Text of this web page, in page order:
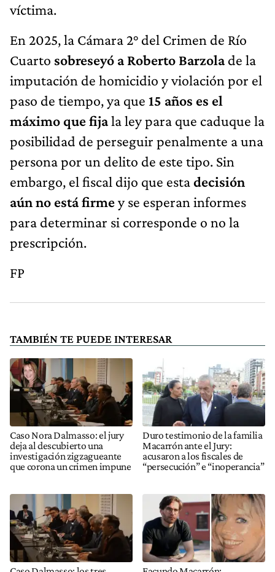
víctima.
En 2025, la Cámara 2° del Crimen de Río
Cuarto sobreseyó a Roberto Barzolade la
imputación de homicidio y violación por el
paso de tiempo, ya que 15 años es el
máximo que fijala ley para que caduque la
posibilidad de perseguir penalmente a una
persona por un delito de este tipo. Sin
embargo, el fiscal dijo que estadecisión
aún no está firmey se esperan informes
para determinar si corresponde o no la
prescripción.
FP
TAMBIÉN TE PUEDE INTERESAR
Caso Nora Dalmasso: el jury
deja al descubierto una
investigación zigzagueante
que corona un crimen impune
Duro testimonio de la familia
Macarrón ante el Jury:
acusaron a los fiscales de
“persecución” e “inoperancia”